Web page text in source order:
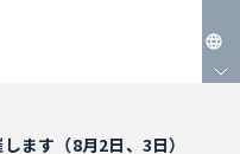
ます（8月2日、3日）